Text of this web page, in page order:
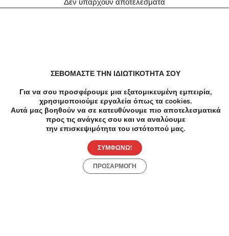
Δεν υπαρχουν αποτελέσματα
Κατηγορίες Περιοχές
ΣΕΒΟΜΑΣΤΕ ΤΗΝ ΙΔΙΩΤΙΚΟΤΗΤΑ ΣΟΥ
Για να σου προσφέρουμε μια εξατομικευμένη εμπειρία,
χρησιμοποιούμε εργαλεία όπως τα cookies.
Αυτά μας βοηθούν να σε κατευθύνουμε πιο αποτελεσματικά
προς τις ανάγκες σου και να αναλύουμε
την επισκεψιμότητα του ιστότοπού μας.
ΣΥΜΦΩΝΩ!
ΠΡΟΣΑΡΜΟΓΗ